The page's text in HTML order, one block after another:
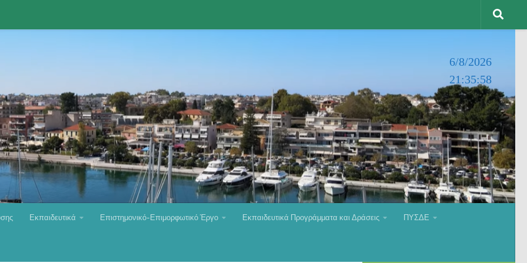
6/8/2026
21:35:59
Εκπαιδευτικά Επιστημονικό-Επιμορφωτικό Έργο Εκπαιδευτικά Προγράμματα και Δράσεις ΠΥΣΔΕ